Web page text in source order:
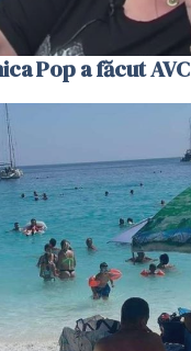
Pop a făcut AVC